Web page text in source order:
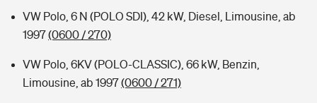
Kinderunfall-Check: Mehr Sicherheit für deine Kids
Typklassen: So ist Ihr Auto eingestuft
VW Polo, 6 N (POLO SDI), 42 kW, Diesel, Limousine, ab
1997(0600 / 270)
VW Polo, 6KV (POLO-CLASSIC), 66 kW, Benzin,
Limousine, ab 1997(0600 / 271)